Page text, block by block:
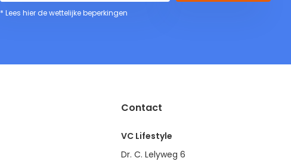
* Lees hier de wettelijke beperkingen
Contact
VC Lifestyle
Dr. C. Lelyweg 6